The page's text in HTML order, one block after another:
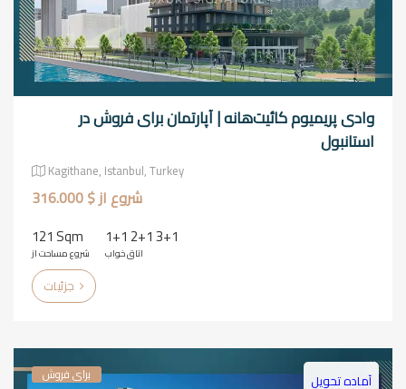
وادی پریمیوم کائیت‌هانه | آپارتمان برای فروش در
استانبول
Kagithane, Istanbul, Turkey
شروع از $ 316.000
121 Sqm
شروع مساحت از
1+1 2+1 3+1
اتاق خواب
برای فروش آماده تحویل